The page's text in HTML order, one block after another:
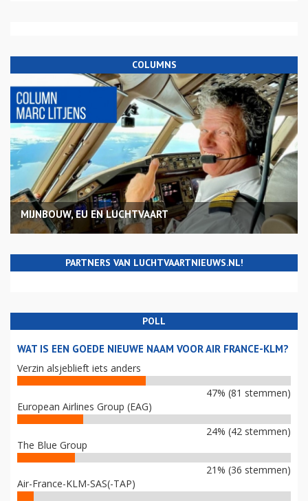
COLUMNS
MIJNBOUW, EU EN LUCHTVAART
PARTNERS VAN LUCHTVAARTNIEUWS.NL!
POLL
WAT IS EEN GOEDE NIEUWE NAAM VOOR AIR FRANCE-KLM?
Verzin alsjeblieft iets anders
47% (81 stemmen)
European Airlines Group (EAG)
24% (42 stemmen)
The Blue Group
21% (36 stemmen)
Air-France-KLM-SAS(-TAP)